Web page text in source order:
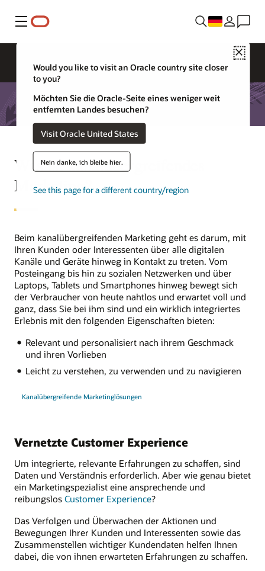
Menü
Close
Would you like to visit an Oracle country site closer
to you?
Möchten Sie die Oracle-Seite eines weniger weit
entfernten Landes besuchen?
Visit Oracle United States
Nein danke, ich bleibe hier.
See this page for a different country/region
Was ist kanalübergreifendes
Marketing?
Beim kanalübergreifenden Marketing geht es darum, mit
Ihren Kunden oder Interessenten über alle digitalen
Kanäle und Geräte hinweg in Kontakt zu treten. Vom
Posteingang bis hin zu sozialen Netzwerken und über
Laptops, Tablets und Smartphones hinweg bewegt sich
der Verbraucher von heute nahtlos und erwartet voll und
ganz, dass Sie bei ihm sind und ein wirklich integriertes
Erlebnis mit den folgenden Eigenschaften bieten:
Relevant und personalisiert nach ihrem Geschmack
und ihren Vorlieben
Leicht zu verstehen, zu verwenden und zu navigieren
Kanalübergreifende Marketinglösungen
Vernetzte Customer Experience
Um integrierte, relevante Erfahrungen zu schaffen, sind
Daten und Verständnis erforderlich. Aber wie genau bietet
ein Marketingspezialist eine ansprechende und
reibungslos Customer Experience?
Das Verfolgen und Überwachen der Aktionen und
Bewegungen Ihrer Kunden und Interessenten sowie das
Zusammenstellen wichtiger Kundendaten helfen Ihnen
dabei, die von ihnen erwarteten Erfahrungen zu schaffen.